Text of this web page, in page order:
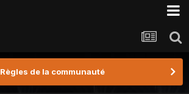
Règles de la communauté